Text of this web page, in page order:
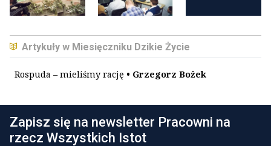
Artykuły w Miesięczniku Dzikie Życie
Rospuda – mieliśmy rację • Grzegorz Bożek
Zapisz się na newsletter Pracowni na
rzecz Wszystkich Istot